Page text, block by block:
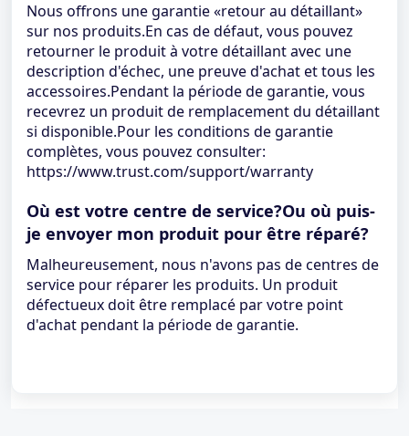
Nous offrons une garantie «retour au détaillant»
sur nos produits.En cas de défaut, vous pouvez
retourner le produit à votre détaillant avec une
description d'échec, une preuve d'achat et tous les
accessoires.Pendant la période de garantie, vous
recevrez un produit de remplacement du détaillant
si disponible.Pour les conditions de garantie
complètes, vous pouvez consulter:
https://www.trust.com/support/warranty
Où est votre centre de service?Ou où puis-
je envoyer mon produit pour être réparé?
Malheureusement, nous n'avons pas de centres de
service pour réparer les produits. Un produit
défectueux doit être remplacé par votre point
d'achat pendant la période de garantie.